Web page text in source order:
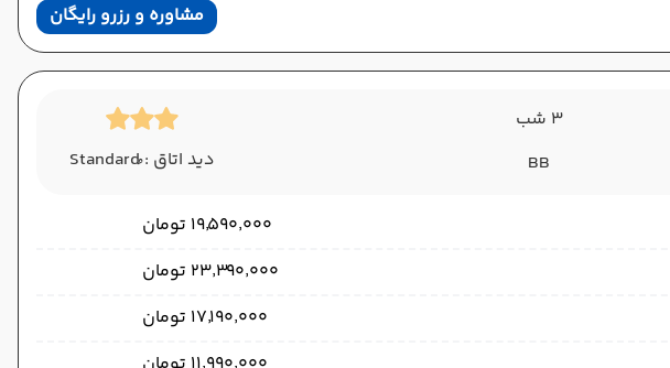
مشاوره و رزرو رایگان
3 شب
BB
دید اتاق : ُStandard
۱۹٬۵۹۰٬۰۰۰ تومان
۲۳٬۳۹۰٬۰۰۰ تومان
۱۷٬۱۹۰٬۰۰۰ تومان